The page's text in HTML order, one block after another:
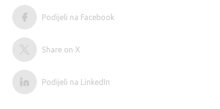
Podijeli na Facebook
Share on X
Podijeli na LinkedIn